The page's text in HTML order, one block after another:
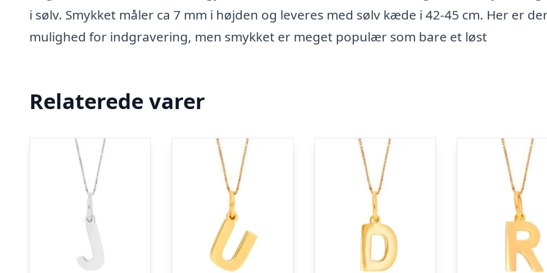
i sølv. Smykket måler ca 7 mm i højden og leveres med sølv kæde i 42-45 cm. Her er
mulighed for indgravering, men smykket er meget populær som bare et løst
Relaterede varer